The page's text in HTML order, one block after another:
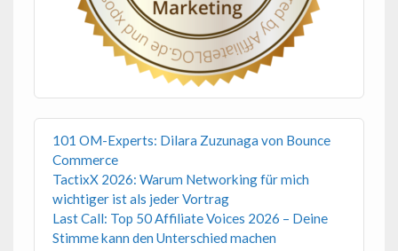
101 OM-Experts: Dilara Zuzunaga von Bounce
Commerce
TactixX 2026: Warum Networking für mich
wichtiger ist als jeder Vortrag
Last Call: Top 50 Affiliate Voices 2026 – Deine
Stimme kann den Unterschied machen